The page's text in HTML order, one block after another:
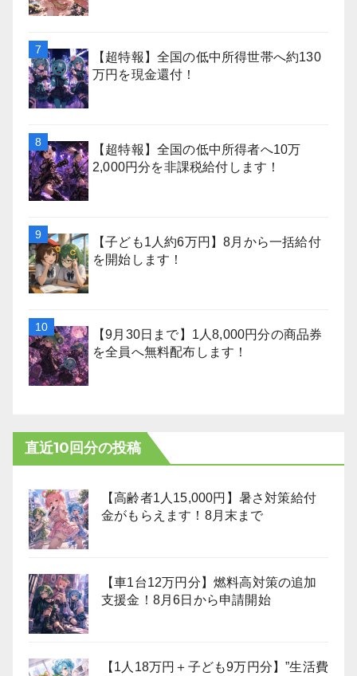
【超特報】全国の低中所得世帯へ約130
万円を現金還付！
【超特報】全国の低中所得者へ10万
2,000円分を非課税給付します！
【子ども1人約6万円】8月から一括給付
を開始します！
【9月30日まで】1人8,000円分の商品券
を全員へ無料配布します！
直近10回分の投稿
【高齢者1人15,000円】暑さ対策給付
金がもらえます！8月末まで
【車1台12万円分】燃料高対策の追加
支援金！8月6日から申請開始
【1人18万円＋子ども9万円分】”生活費